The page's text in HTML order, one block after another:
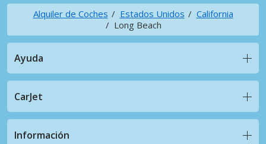
Alquiler de Coches Estados Unidos
California
Long Beach
Ayuda
CarJet
Información